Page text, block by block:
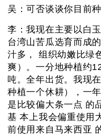
吴：可否谈谈你目前
李：我现在主要以白
台湾山苦瓜选育而成
汁多， 组织幼嫩比绿
爽）。一分地种植约
吨。全年出货。我现
种植一个休耕），一
是比较偏大条一点 的
基 本上我会偏重使用
前使用来自马来西亚